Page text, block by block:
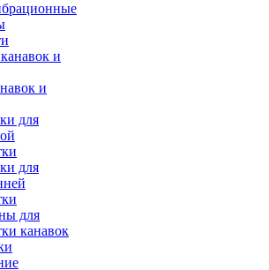
и
для
для
для
канавок